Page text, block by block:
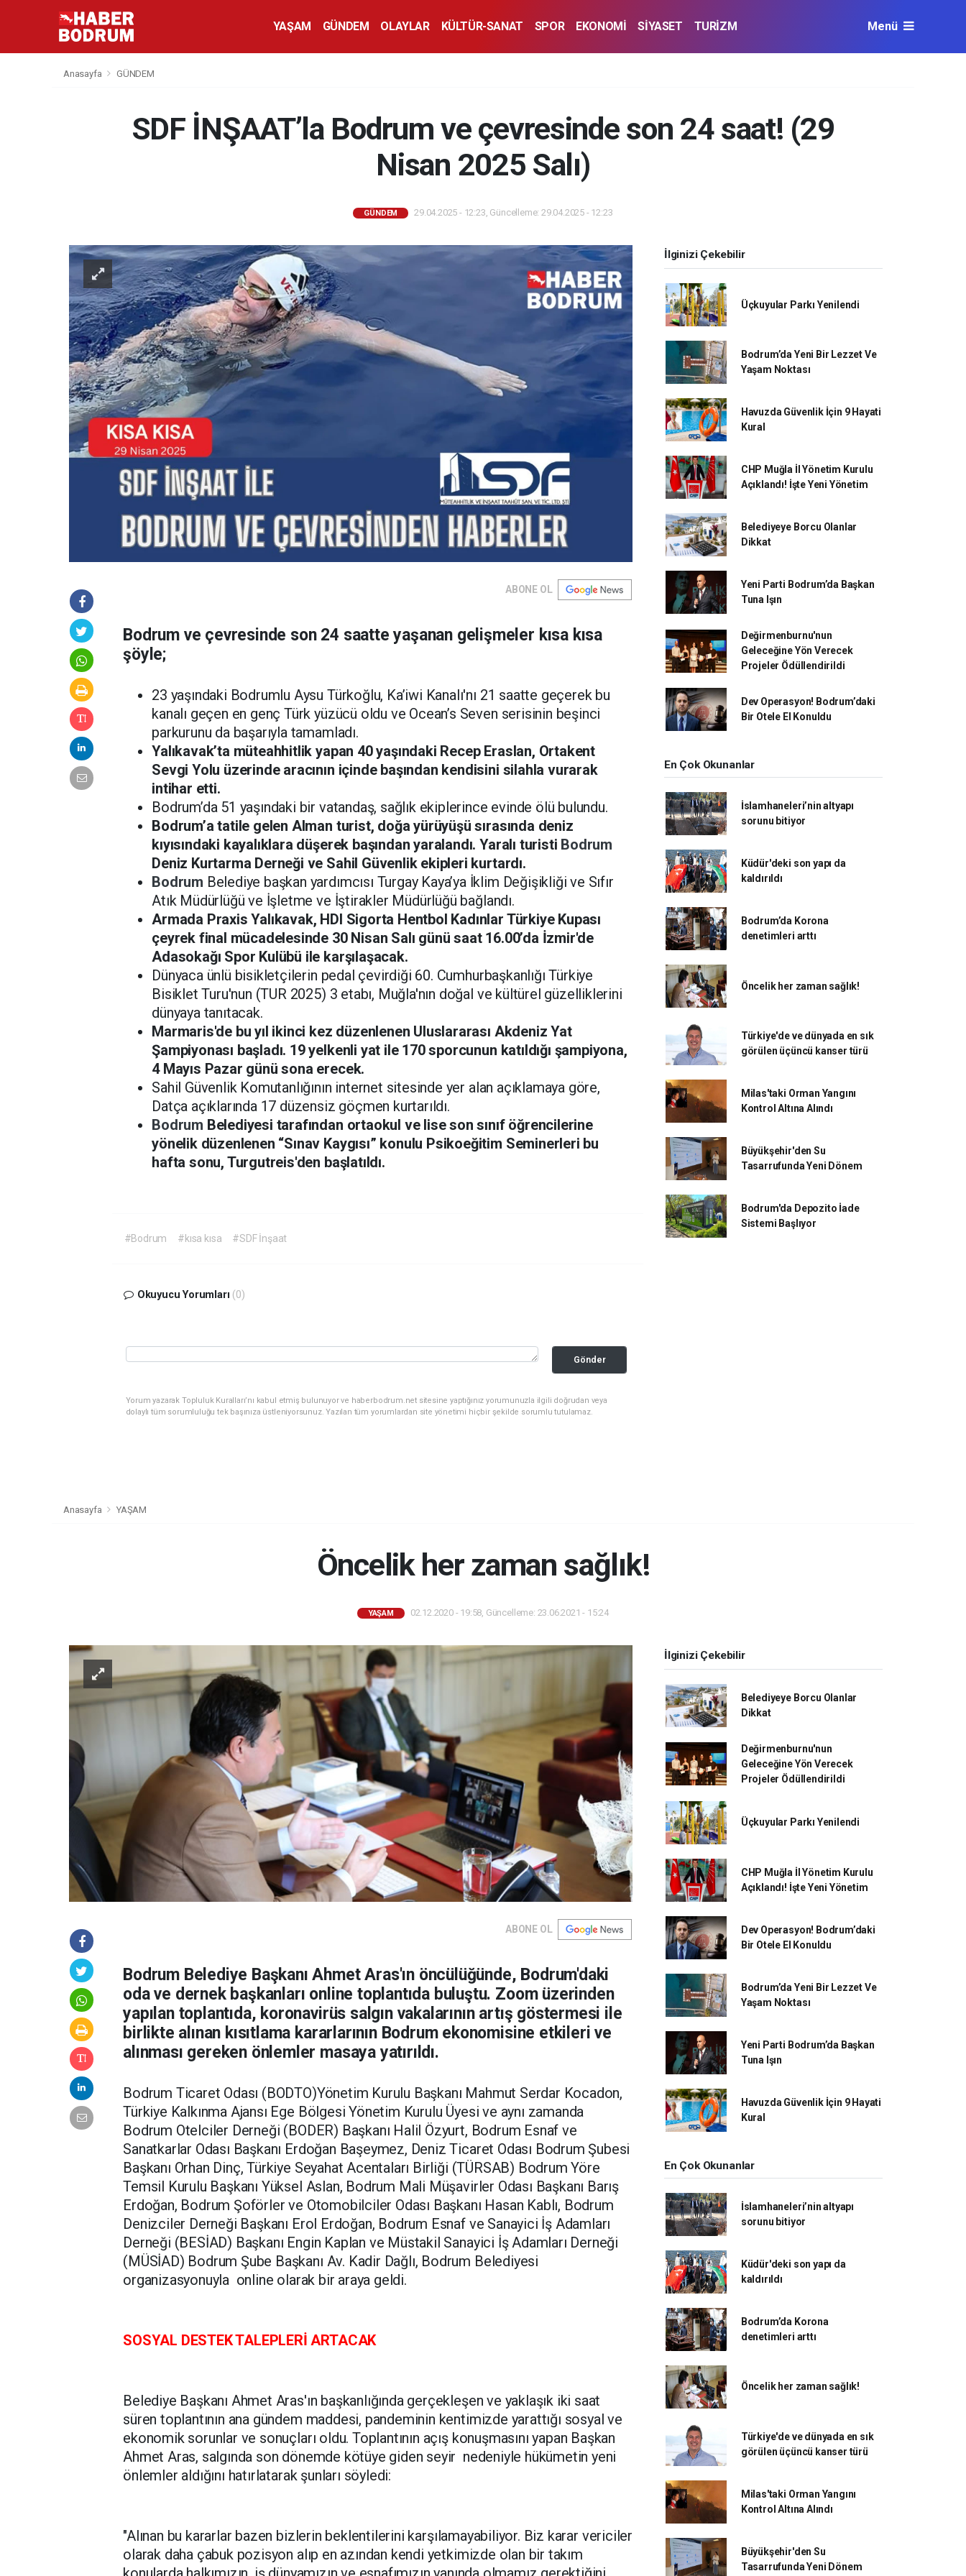
YAŞAM GÜNDEM OLAYLAR KÜLTÜR-SANAT SPOR EKONOMİ SİYASET TURİZM Menü
Anasayfa GÜNDEM
SDF İNŞAAT’la Bodrum ve çevresinde son 24 saat! (29
Nisan 2025 Salı)
GÜNDEM 29.04.2025 - 12:23, Güncelleme: 29.04.2025 - 12:23
ABONE OL
Bodrum ve çevresinde son 24 saatte yaşanan gelişmeler kısa kısa
şöyle;
23 yaşındaki Bodrumlu Aysu Türkoğlu, Ka’iwi Kanalı'nı 21 saatte geçerek bu
kanalı geçen en genç Türk yüzücü oldu ve Ocean’s Seven serisinin beşinci
parkurunu da başarıyla tamamladı.
Yalıkavak’ta müteahhitlik yapan 40 yaşındaki Recep Eraslan, Ortakent
Sevgi Yolu üzerinde aracının içinde başından kendisini silahla vurarak
intihar etti.
Bodrum’da 51 yaşındaki bir vatandaş, sağlık ekiplerince evinde ölü bulundu.
Bodrum’a tatile gelen Alman turist, doğa yürüyüşü sırasında deniz
kıyısındaki kayalıklara düşerek başından yaralandı. Yaralı turisti Bodrum
Deniz Kurtarma Derneği ve Sahil Güvenlik ekipleri kurtardı.
Bodrum Belediye başkan yardımcısı Turgay Kaya’ya İklim Değişikliği ve Sıfır
Atık Müdürlüğü ve İşletme ve İştirakler Müdürlüğü bağlandı.
Armada Praxis Yalıkavak, HDI Sigorta Hentbol Kadınlar Türkiye Kupası
çeyrek final mücadelesinde 30 Nisan Salı günü saat 16.00’da İzmir'de
Adasokağı Spor Kulübü ile karşılaşacak.
Dünyaca ünlü bisikletçilerin pedal çevirdiği 60. Cumhurbaşkanlığı Türkiye
Bisiklet Turu'nun (TUR 2025) 3 etabı, Muğla'nın doğal ve kültürel güzelliklerini
dünyaya tanıtacak.
Marmaris'de bu yıl ikinci kez düzenlenen Uluslararası Akdeniz Yat
Şampiyonası başladı. 19 yelkenli yat ile 170 sporcunun katıldığı şampiyona,
4 Mayıs Pazar günü sona erecek.
Sahil Güvenlik Komutanlığının internet sitesinde yer alan açıklamaya göre,
Datça açıklarında 17 düzensiz göçmen kurtarıldı.
Bodrum Belediyesi tarafından ortaokul ve lise son sınıf öğrencilerine
yönelik düzenlenen “Sınav Kaygısı” konulu Psikoeğitim Seminerleri bu
hafta sonu, Turgutreis'den başlatıldı.
#Bodrum #kısa kısa #SDF İnşaat
Okuyucu Yorumları (0)
Gönder
Yorum yazarak Topluluk Kuralları’nı kabul etmiş bulunuyor ve haberbodrum.net sitesine yaptığınız yorumunuzla ilgili doğrudan veya
dolaylı tüm sorumluluğu tek başınıza üstleniyorsunuz. Yazılan tüm yorumlardan site yönetimi hiçbir şekilde sorumlu tutulamaz.
İlginizi Çekebilir
Üçkuyular Parkı Yenilendi
Bodrum’da Yeni Bir Lezzet Ve
Yaşam Noktası
Havuzda Güvenlik İçin 9 Hayati
Kural
CHP Muğla İl Yönetim Kurulu
Açıklandı! İşte Yeni Yönetim
Belediyeye Borcu Olanlar
Dikkat
Yeni Parti Bodrum’da Başkan
Tuna Işın
Değirmenburnu'nun
Geleceğine Yön Verecek
Projeler Ödüllendirildi
Dev Operasyon! Bodrum’daki
Bir Otele El Konuldu
En Çok Okunanlar
İslamhaneleri’nin altyapı
sorunu bitiyor
Küdür'deki son yapı da
kaldırıldı
Bodrum’da Korona
denetimleri arttı
Öncelik her zaman sağlık!
Türkiye'de ve dünyada en sık
görülen üçüncü kanser türü
Milas'taki Orman Yangını
Kontrol Altına Alındı
Büyükşehir'den Su
Tasarrufunda Yeni Dönem
Bodrum'da Depozito İade
Sistemi Başlıyor
Anasayfa YAŞAM
Öncelik her zaman sağlık!
YAŞAM 02.12.2020 - 19:58, Güncelleme: 23.06.2021 - 15:24
ABONE OL
Bodrum Belediye Başkanı Ahmet Aras'ın öncülüğünde, Bodrum'daki
oda ve dernek başkanları online toplantıda buluştu. Zoom üzerinden
yapılan toplantıda, koronavirüs salgın vakalarının artış göstermesi ile
birlikte alınan kısıtlama kararlarının Bodrum ekonomisine etkileri ve
alınması gereken önlemler masaya yatırıldı.
Bodrum Ticaret Odası (BODTO)Yönetim Kurulu Başkanı Mahmut Serdar Kocadon,
Türkiye Kalkınma Ajansı Ege Bölgesi Yönetim Kurulu Üyesi ve aynı zamanda
Bodrum Otelciler Derneği (BODER) Başkanı Halil Özyurt, Bodrum Esnaf ve
Sanatkarlar Odası Başkanı Erdoğan Başeymez, Deniz Ticaret Odası Bodrum Şubesi
Başkanı Orhan Dinç, Türkiye Seyahat Acentaları Birliği (TÜRSAB) Bodrum Yöre
Temsil Kurulu Başkanı Yüksel Aslan, Bodrum Mali Müşavirler Odası Başkanı Barış
Erdoğan, Bodrum Şoförler ve Otomobilciler Odası Başkanı Hasan Kablı, Bodrum
Denizciler Derneği Başkanı Erol Erdoğan, Bodrum Esnaf ve Sanayici İş Adamları
Derneği (BESİAD) Başkanı Engin Kaplan ve Müstakil Sanayici İş Adamları Derneği
(MÜSİAD) Bodrum Şube Başkanı Av. Kadir Dağlı, Bodrum Belediyesi
organizasyonuyla online olarak bir araya geldi.
SOSYAL DESTEK TALEPLERİ ARTACAK
Belediye Başkanı Ahmet Aras'ın başkanlığında gerçekleşen ve yaklaşık iki saat
süren toplantının ana gündem maddesi, pandeminin kentimizde yarattığı sosyal ve
ekonomik sorunlar ve sonuçları oldu. Toplantının açış konuşmasını yapan Başkan
Ahmet Aras, salgında son dönemde kötüye giden seyir nedeniyle hükümetin yeni
önlemler aldığını hatırlatarak şunları söyledi:
"Alınan bu kararlar bazen bizlerin beklentilerini karşılamayabiliyor. Biz karar vericiler
olarak daha çabuk pozisyon alıp en azından kendi yetkimizde olan bir takım
İlginizi Çekebilir
Belediyeye Borcu Olanlar
Dikkat
Değirmenburnu'nun
Geleceğine Yön Verecek
Projeler Ödüllendirildi
Üçkuyular Parkı Yenilendi
CHP Muğla İl Yönetim Kurulu
Açıklandı! İşte Yeni Yönetim
Dev Operasyon! Bodrum’daki
Bir Otele El Konuldu
Bodrum’da Yeni Bir Lezzet Ve
Yaşam Noktası
Yeni Parti Bodrum’da Başkan
Tuna Işın
Havuzda Güvenlik İçin 9 Hayati
Kural
En Çok Okunanlar
İslamhaneleri’nin altyapı
sorunu bitiyor
Küdür'deki son yapı da
kaldırıldı
Bodrum’da Korona
denetimleri arttı
Öncelik her zaman sağlık!
Türkiye'de ve dünyada en sık
görülen üçüncü kanser türü
Milas'taki Orman Yangını
Kontrol Altına Alındı
Büyükşehir'den Su
Tasarrufunda Yeni Dönem